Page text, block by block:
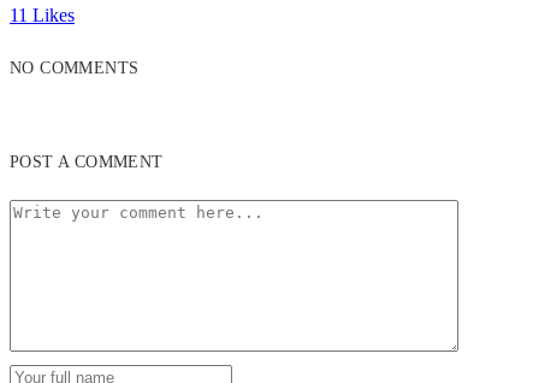
11 Likes
NO COMMENTS
POST A COMMENT